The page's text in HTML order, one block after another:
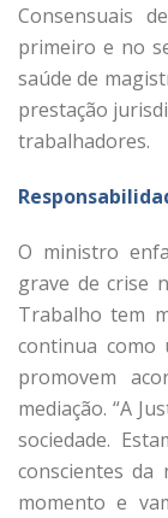
Consensuais
primeiro e no
saúde de
prestação
trabalhadores.
O ministro
grave de crise
Trabalho tem
continua como
promovem
mediação. “A
sociedade.
conscientes da
momento e